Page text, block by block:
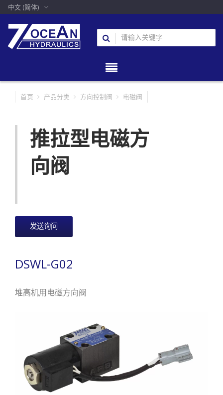
中文 (简体)
首页 产品分类 方向控制阀 电磁阀
推拉型电磁方
向阀
发送询问
DSWL-G02
堆高机用电磁方向阀